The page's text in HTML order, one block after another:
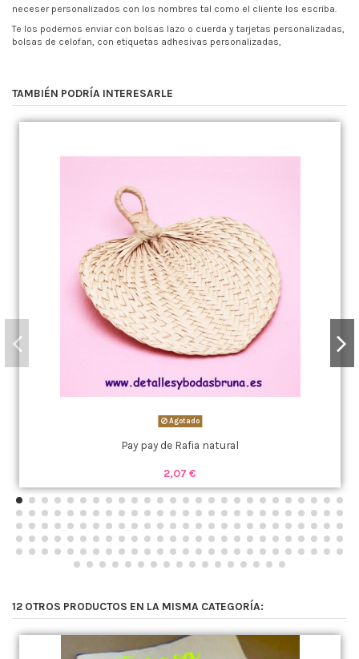
neceser personalizados con los nombres tal como el cliente los escriba.
Te los podemos enviar con bolsas lazo o cuerda y tarjetas personalizadas,
bolsas de celofan, con etiquetas adhesivas personalizadas,
TAMBIÉN PODRÍA INTERESARLE
Agotado
Pay pay de Rafia natural
2,07 €
12 OTROS PRODUCTOS EN LA MISMA CATEGORÍA: